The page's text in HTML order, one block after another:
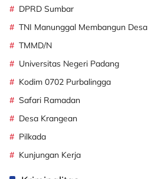
DPRD Sumbar
TNI Manunggal Membangun Desa
TMMD/N
Universitas Negeri Padang
Kodim 0702 Purbalingga
Safari Ramadan
Desa Krangean
Pilkada
Kunjungan Kerja